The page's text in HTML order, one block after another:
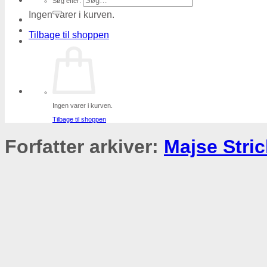
Ingen varer i kurven.
Tilbage til shoppen
Ingen varer i kurven.
Tilbage til shoppen
Forfatter arkiver: Majse